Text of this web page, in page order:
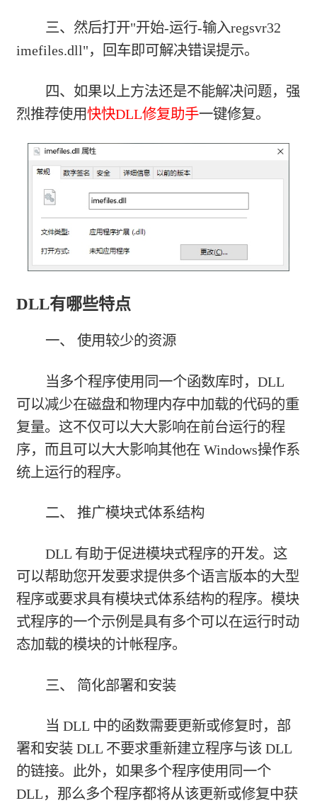
三、然后打开"开始-运行-输入regsvr32
imefiles.dll"，回车即可解决错误提示。
四、如果以上方法还是不能解决问题，强
烈推荐使用快快DLL修复助手一键修复。
DLL有哪些特点
一、 使用较少的资源
当多个程序使用同一个函数库时，DLL
可以减少在磁盘和物理内存中加载的代码的重
复量。这不仅可以大大影响在前台运行的程
序，而且可以大大影响其他在 Windows操作系
统上运行的程序。
二、 推广模块式体系结构
DLL 有助于促进模块式程序的开发。这
可以帮助您开发要求提供多个语言版本的大型
程序或要求具有模块式体系结构的程序。模块
式程序的一个示例是具有多个可以在运行时动
态加载的模块的计帐程序。
三、 简化部署和安装
当 DLL 中的函数需要更新或修复时，部
署和安装 DLL 不要求重新建立程序与该 DLL
的链接。此外，如果多个程序使用同一个
DLL，那么多个程序都将从该更新或修复中获